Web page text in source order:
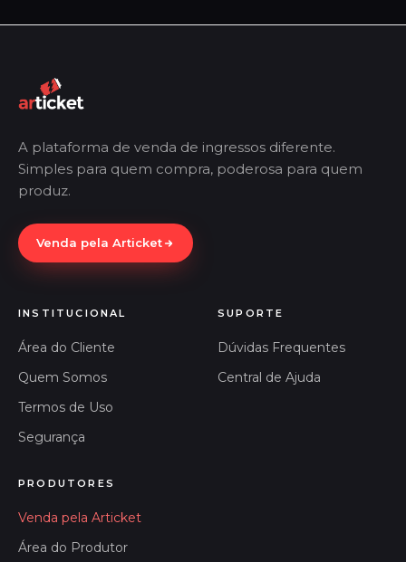
A plataforma de venda de ingressos diferente.
Simples para quem compra, poderosa para quem
produz.
Venda pela Articket
INSTITUCIONAL
Área do Cliente
Quem Somos
Termos de Uso
Segurança
SUPORTE
Dúvidas Frequentes
Central de Ajuda
PRODUTORES
Venda pela Articket
Área do Produtor